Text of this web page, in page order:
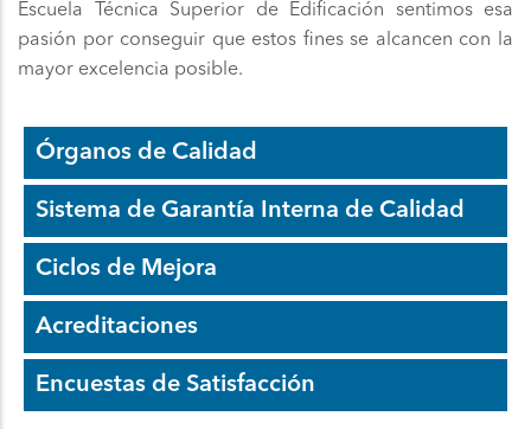
Escuela Técnica Superior de Edificación sentimos esa
pasión por conseguir que estos fines se alcancen con la
mayor excelencia posible.
Órganos de Calidad
Sistema de Garantía Interna de Calidad
Ciclos de Mejora
Acreditaciones
Encuestas de Satisfacción